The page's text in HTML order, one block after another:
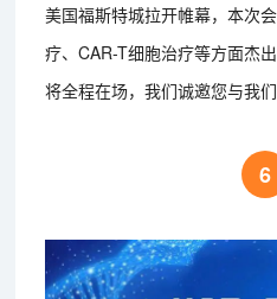
美国福斯特城拉开帷幕，本次
疗、CAR-T细胞治疗等方面杰
将全程在场，我们诚邀您与我们
6